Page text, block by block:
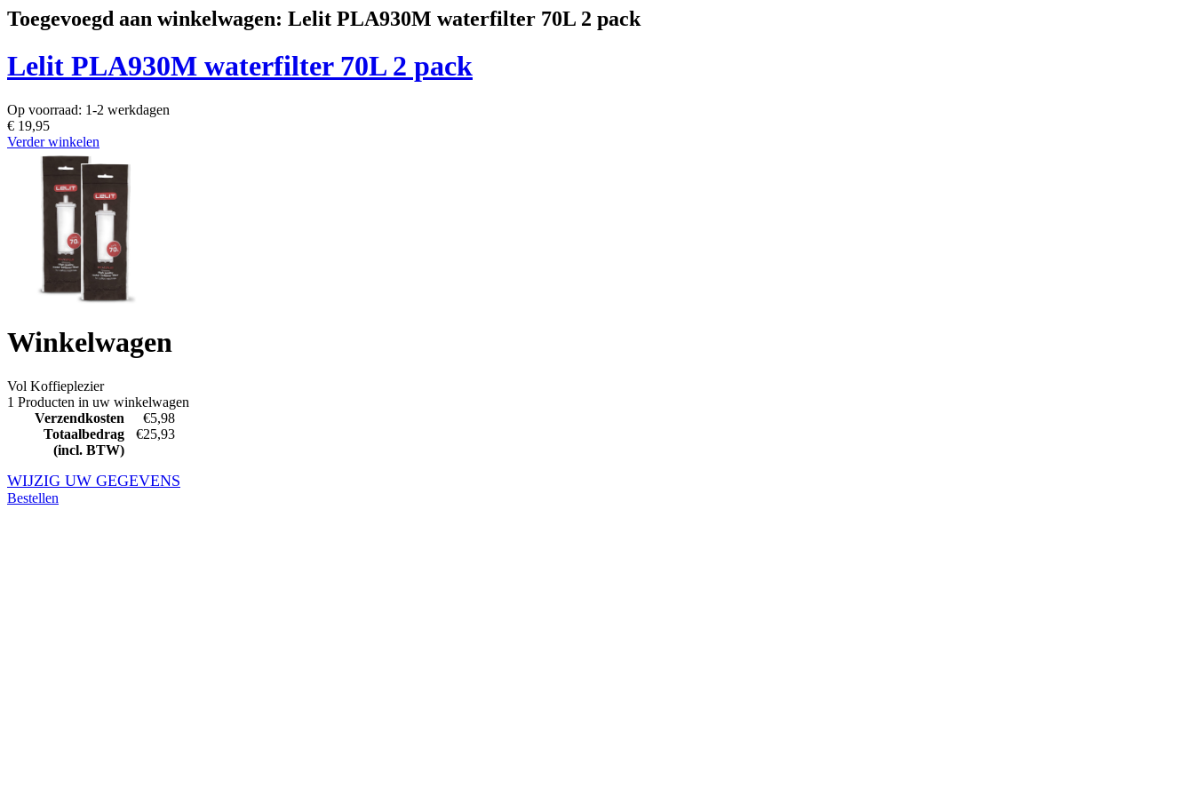
Toegevoegd aan winkelwagen: Lelit PLA930M waterfilter 70L 2 pack
Lelit PLA930M waterfilter 70L 2 pack
Op voorraad: 1-2 werkdagen
€ 19,95
Verder winkelen
Winkelwagen
Vol Koffieplezier
1 Producten in uw winkelwagen
Verzendkosten
€5,98
Totaalbedrag
(incl. BTW)
€25,93
WIJZIG UW GEGEVENS
Bestellen